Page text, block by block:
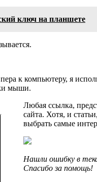
ключ на планшете
к компьютеру, я
мыши.
Любая ссылка,
сайта. Хотя, и
выбрать самые
Нашли ошибку в
Спасибо за помощь!